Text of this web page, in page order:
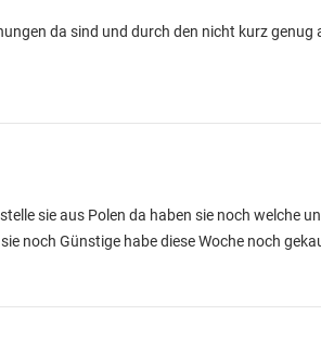
da sind und durch den nicht kurz genug
sie aus Polen da haben sie noch welche
noch Günstige habe diese Woche noch